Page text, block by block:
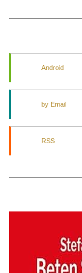
Android
by Email
RSS